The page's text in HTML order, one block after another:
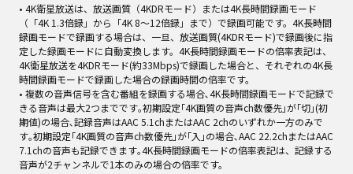
• 4K衛星放送は、放送画質（4KDRモード）または4K長時間録画モード
（「4K 1.3倍録」から「4K 8～12倍録」まで）で録画可能です。4K長時間
録画モードで録画する場合は、一旦、放送画質(4KDRモード)で録画後に指
定した録画モードに自動変換します。4K長時間録画モードの倍率表記は、
4K衛星放送を4KDRモード(約33Mbps)で録画した場合と、それぞれの4K長
時間録画モードで録画した場合の録画時間の倍率です。
• 複数の音声信号を含む番組を録画する場合､4K長時間録画モードで記録で
きる音声は最大2つまでです｡初期設定｢4K画質の音声ch数優先｣が｢切｣(初
期値)の場合､記録音声はAAC 5.1chまたはAAC 2chのいずれか一方のみで
す｡初期設定｢4K画質の音声ch数優先｣が｢入｣の場合､AAC 22.2chまたはAAC
7.1chの音声も記録できます｡4K長時間録画モードの倍率表記は、記録する
音声が2チャンネルで1本のみの場合の倍率です。